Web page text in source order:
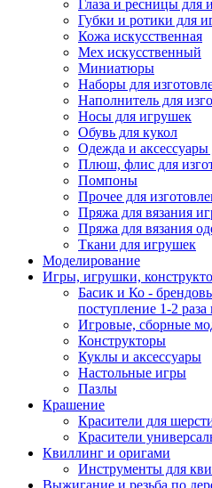
Глаза и ресницы для
Губки и ротики для
Кожа искусственная
Мех искусственный
Миниатюры
Наборы для
Наполнитель для
Носы для игрушек
Обувь для кукол
Одежда и аксессуары
Плюш, флис для
Помпоны
Прочее для
Пряжа для вязания
Пряжа для вязания
Ткани для игрушек
Моделирование
Игры, игрушки,
Басик и Ко -
поступление 1-2
Игровые, сборные
Конструкторы
Куклы и аксессуары
Настольные игры
Пазлы
Крашение
Красители для
Красители
Квиллинг и оригами
Инструменты для
Выжигание и резьба по